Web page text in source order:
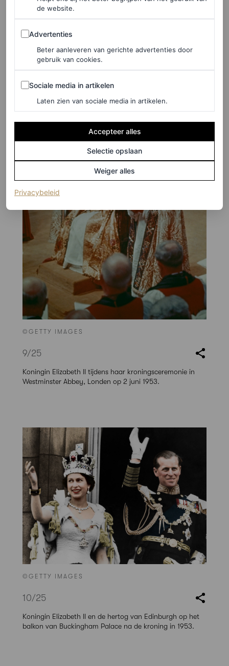
©GETTY IMAGES
9/25
Koningin Elizabeth II tijdens haar kroningsceremonie in
Westminster Abbey, Londen op 2 juni 1953.
©GETTY IMAGES
10/25
Koningin Elizabeth II en de hertog van Edinburgh op het
balkon van Buckingham Palace na de kroning in 1953.
de website.
Advertenties
Advertenties
Beter aanleveren van gerichte advertenties door
gebruik van cookies.
Sociale media in artikelen
Sociale media in artikelen
Laten zien van sociale media in artikelen.
Accepteer alles
Selectie opslaan
Weiger alles
Privacybeleid